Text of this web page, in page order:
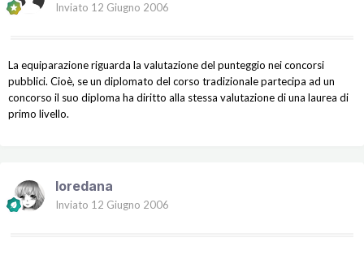
Inviato 12 Giugno 2006
La equiparazione riguarda la valutazione del punteggio nei concorsi
pubblici. Cioè, se un diplomato del corso tradizionale partecipa ad un
concorso il suo diploma ha diritto alla stessa valutazione di una laurea di
primo livello.
loredana
Inviato 12 Giugno 2006